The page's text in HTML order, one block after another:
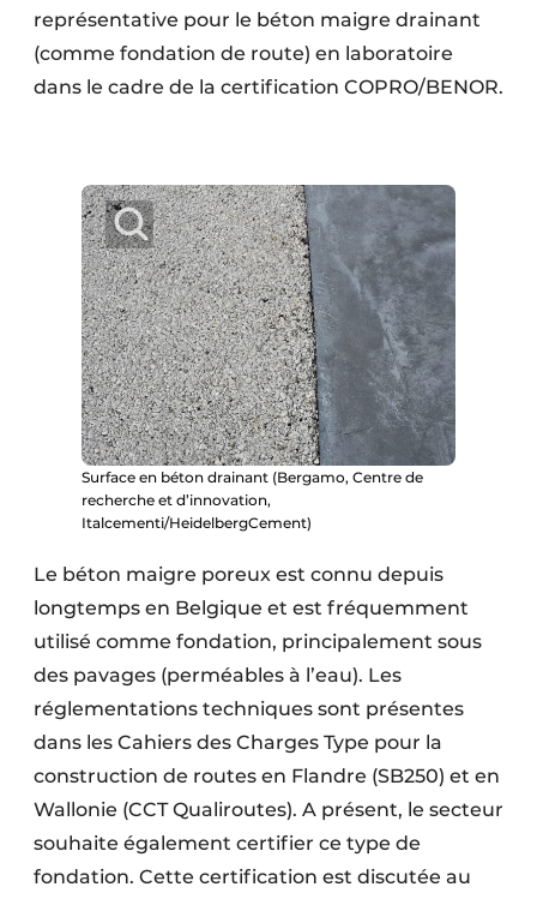
représentative pour le béton maigre drainant
(comme fondation de route) en laboratoire
dans le cadre de la certification COPRO/BENOR.
Surface en béton drainant (Bergamo, Centre de
recherche et d’innovation,
Italcementi/HeidelbergCement)
Le béton maigre poreux est connu depuis
longtemps en Belgique et est fréquemment
utilisé comme fondation, principalement sous
des pavages (perméables à l’eau). Les
réglementations techniques sont présentes
dans les Cahiers des Charges Type pour la
construction de routes en Flandre (SB250) et en
Wallonie (CCT Qualiroutes). A présent, le secteur
souhaite également certifier ce type de
fondation. Cette certification est discutée au